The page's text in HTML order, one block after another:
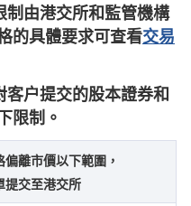
由港交所和監管機構
的具體要求可查看交易
户提交的股本證券和
限制。
離市價以下範圍，
提交至港交所